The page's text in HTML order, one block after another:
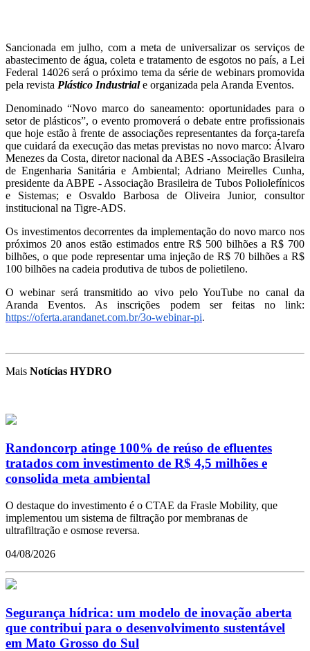
Sancionada em julho, com a meta de universalizar os serviços de
abastecimento de água, coleta e tratamento de esgotos no país, a Lei
Federal 14026 será o próximo tema da série de webinars promovida
pela revista Plástico Industriale organizada pela Aranda Eventos.
Denominado “Novo marco do saneamento: oportunidades para o
setor de plásticos”, o evento promoverá o debate entre profissionais
que hoje estão à frente de associações representantes da força-tarefa
que cuidará da execução das metas previstas no novo marco: Álvaro
Menezes da Costa, diretor nacional da ABES -Associação Brasileira
de Engenharia Sanitária e Ambiental; Adriano Meirelles Cunha,
presidente da ABPE - Associação Brasileira de Tubos Poliolefínicos
e Sistemas; e Osvaldo Barbosa de Oliveira Junior, consultor
institucional na Tigre-ADS.
Os investimentos decorrentes da implementação do novo marco nos
próximos 20 anos estão estimados entre R$ 500 bilhões a R$ 700
bilhões, o que pode representar uma injeção de R$ 70 bilhões a R$
100 bilhões na cadeia produtiva de tubos de polietileno.
O webinar será transmitido ao vivo pelo YouTube no canal da
Aranda Eventos. As inscrições podem ser feitas no link:
https://oferta.arandanet.com.br/3o-webinar-pi.
Mais Notícias HYDRO
Randoncorp atinge 100% de reúso de efluentes
tratados com investimento de R$ 4,5 milhões e
consolida meta ambiental
O destaque do investimento é o CTAE da Frasle Mobility, que
implementou um sistema de filtração por membranas de
ultrafiltração e osmose reversa.
04/08/2026
Segurança hídrica: um modelo de inovação aberta
que contribui para o desenvolvimento sustentável
em Mato Grosso do Sul